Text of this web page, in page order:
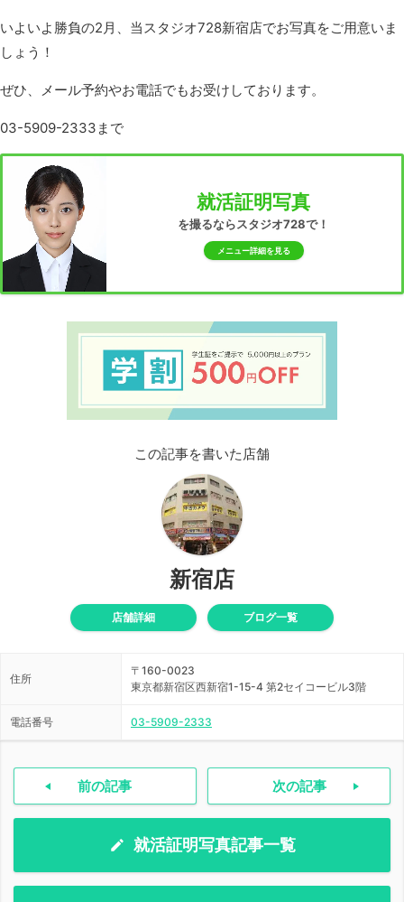
いよいよ勝負の2月、当スタジオ728新宿店でお写真をご用意いま
しょう！
ぜひ、メール予約やお電話でもお受けしております。
03-5909-2333まで
就活証明写真
を撮るならスタジオ728で！
メニュー詳細を見る
この記事を書いた店舗
新宿店
店舗詳細 ブログ一覧
住所
〒160-0023
東京都新宿区西新宿1-15-4 第2セイコービル3階
電話番号 03-5909-2333
前の記事 次の記事
就活証明写真記事一覧